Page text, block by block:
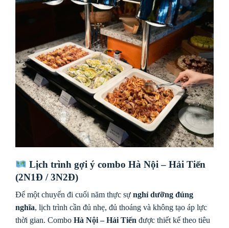
Lịch trình gợi ý combo Hà Nội – Hải Tiến
(2N1Đ / 3N2Đ)
Để một chuyến đi cuối năm thực sự nghỉ dưỡng đúng
nghĩa, lịch trình cần đủ nhẹ, đủ thoáng và không tạo áp lực
thời gian. Combo Hà Nội – Hải Tiến được thiết kế theo tiêu